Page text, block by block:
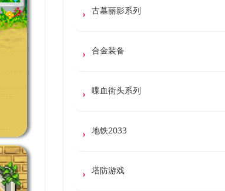
古墓丽影系列
合金装备
喋血街头系列
地铁2033
塔防游戏